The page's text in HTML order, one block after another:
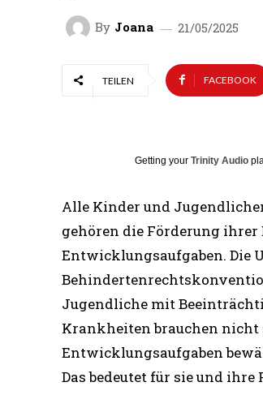
By Joana 21/05/2025
TEILEN FACEBOOK
Getting your Trinity Audio
Alle Kinder und
gehören die Förderung
Entwicklungsaufgaben. Die
Jugendliche mit
Krankheiten brauchen nicht
Entwicklungsaufgaben
Das bedeutet für sie und